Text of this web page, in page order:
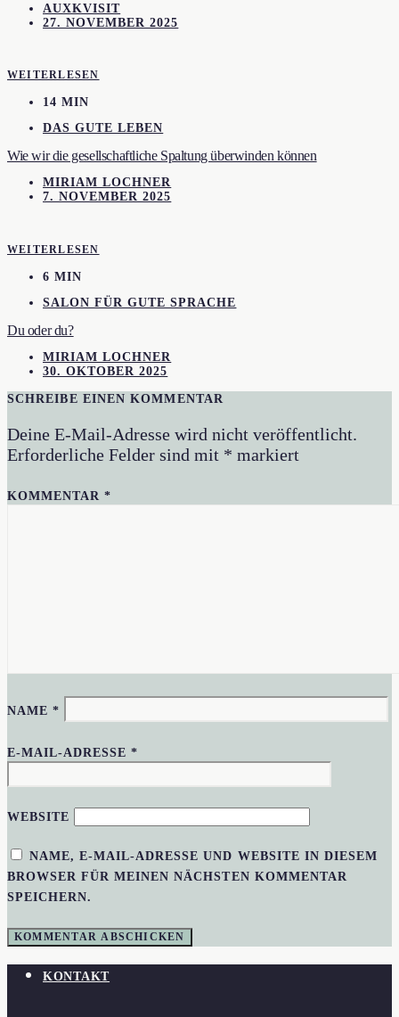
AUXKVISIT
27. NOVEMBER 2025
WEITERLESEN
14 MIN
DAS GUTE LEBEN
Wie wir die gesellschaftliche Spaltung überwinden können
MIRIAM LOCHNER
7. NOVEMBER 2025
WEITERLESEN
6 MIN
SALON FÜR GUTE SPRACHE
Du oder du?
MIRIAM LOCHNER
30. OKTOBER 2025
SCHREIBE EINEN KOMMENTAR
Deine E-Mail-Adresse wird nicht veröffentlicht.
Erforderliche Felder sind mit * markiert
KOMMENTAR*
NAME*
E-MAIL-ADRESSE*
WEBSITE
NAME, E-MAIL-ADRESSE UND WEBSITE IN DIESEM
BROWSER FÜR MEINEN NÄCHSTEN KOMMENTAR
SPEICHERN.
KONTAKT